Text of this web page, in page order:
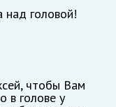
над головой!
чтобы Вам
в голове у